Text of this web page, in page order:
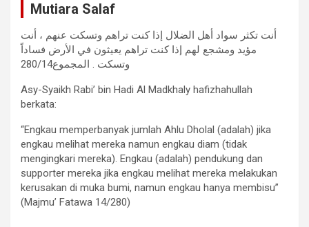
Mutiara Salaf
أنت تكثر سواد أهل الضلال إذا كنت تراهم وتسكت عنهم ، أنت
مؤيد ومشجع لهم إذا كنت تراهم يعيثون في الأرض فساداً
وتسكت . المجموع280/14
Asy-Syaikh Rabi’ bin Hadi Al Madkhaly hafizhahullah
berkata:
“Engkau memperbanyak jumlah Ahlu Dholal (adalah) jika
engkau melihat mereka namun engkau diam (tidak
mengingkari mereka). Engkau (adalah) pendukung dan
supporter mereka jika engkau melihat mereka melakukan
kerusakan di muka bumi, namun engkau hanya membisu”
(Majmu’ Fatawa 14/280)